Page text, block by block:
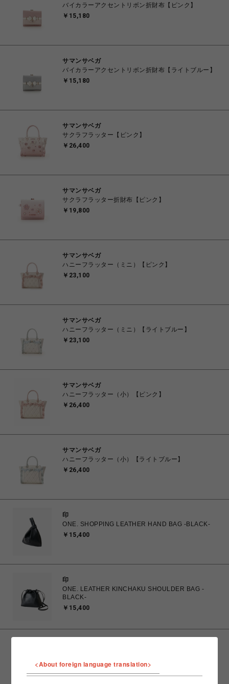
バイカラーアクセントリボン折財布【ピンク】
￥15,180
サマンサベガ
バイカラーアクセントリボン折財布【ライトブルー】
￥15,180
サマンサベガ
サクラフラッター【ピンク】
￥26,400
サマンサベガ
サクラフラッター折財布【ピンク】
￥19,800
サマンサベガ
ハニーフラッター（ミニ）【ピンク】
￥23,100
サマンサベガ
ハニーフラッター（ミニ）【ライトブルー】
￥23,100
サマンサベガ
ハニーフラッター（小）【ピンク】
￥26,400
サマンサベガ
ハニーフラッター（小）【ライトブルー】
￥26,400
印
ONE. SHOPPING LEATHER HAND BAG -BLACK-
￥15,400
印
ONE. LEATHER KINCHAKU SHOULDER BAG -
BLACK-
￥15,400
￥9,900
<About foreign language translation>